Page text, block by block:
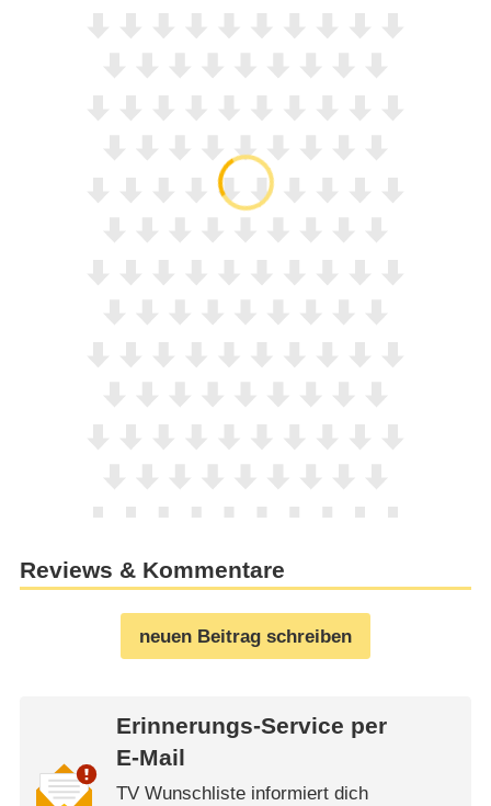
Reviews & Kommentare
neuen Beitrag schreiben
Erinnerungs-Service per
E-Mail
TV Wunschliste informiert dich